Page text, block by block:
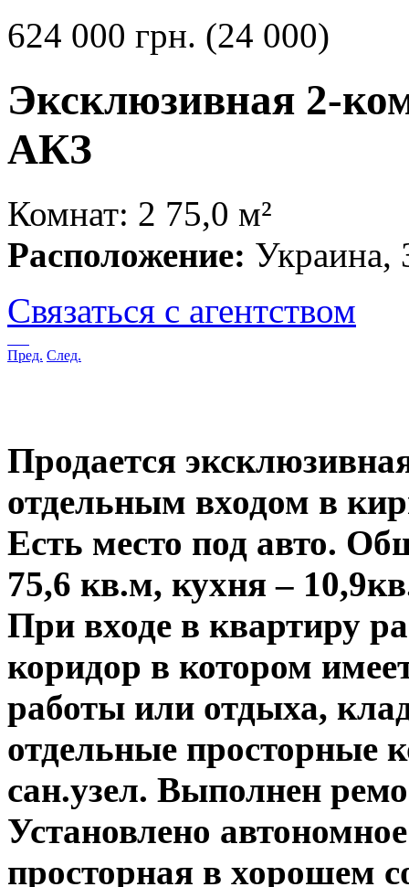
624 000 грн. (24 000)
Эксклюзивная 2-
АКЗ
Комнат: 2 75,0 м²
Расположение: Украина,
Связаться с агентством
Пред. След.
Продается
отдельным входом в
Есть место под авто.
75,6 кв.м, кухня –
При входе в квартиру
коридор в котором
работы или отдыха,
отдельные просторные
сан.узел. Выполнен
Установлено
просторная в хорошем